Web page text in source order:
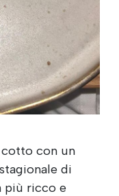
con un
di
più ricco e